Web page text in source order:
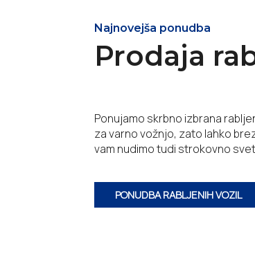
Najnovejša ponudba
Prodaja
Ponujamo skrbno izbrana
za varno vožnjo, zato lahko
vam nudimo tudi strokovno
PONUDBA RABLJENIH VOZIL